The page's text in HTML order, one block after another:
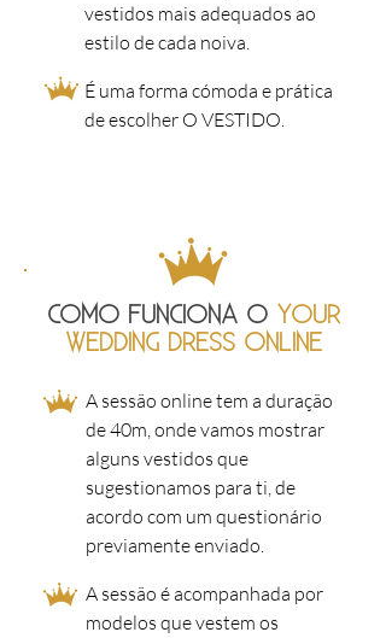
vestidos mais adequados ao
estilo de cada noiva.
É uma forma cómoda e prática
de escolher O VESTIDO.
COMO FUNCIONA OYOUR
WEDDING DRESS ONLINE
A sessão online tem a duração
de 40m, onde vamos mostrar
alguns vestidos que
sugestionamos para ti, de
acordo com um questionário
previamente enviado.
A sessão é acompanhada por
modelos que vestem os